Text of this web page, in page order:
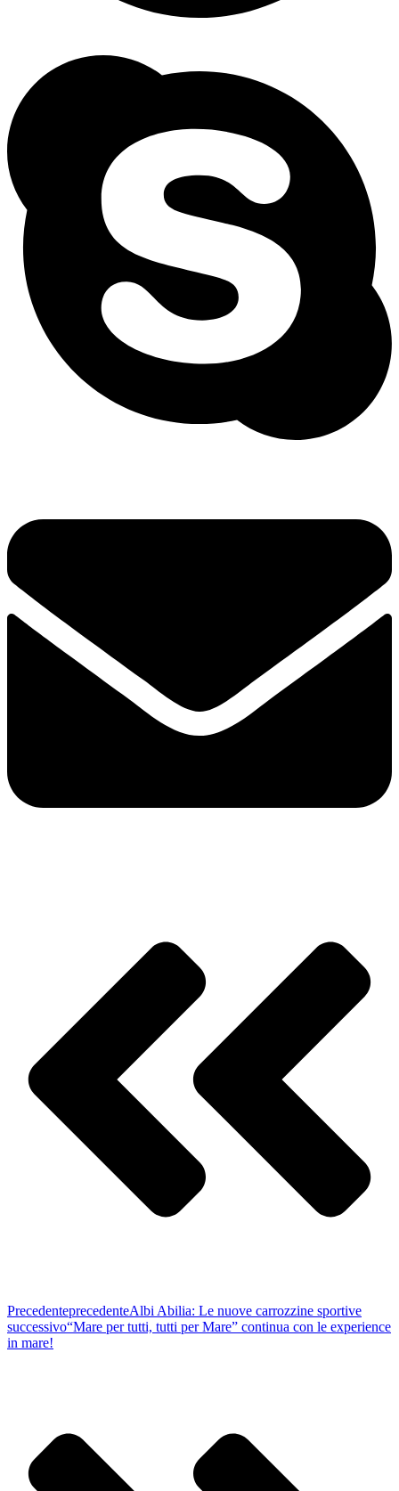
PrecedenteprecedenteAlbi Abilia: Le nuove carrozzine sportive
successivo“Mare per tutti, tutti per Mare” continua con le experience
in mare!